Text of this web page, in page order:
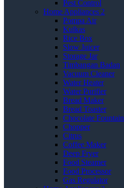
Pest Control
Home Appliances 2
Pompa Air
Kulkas
Rice Box
Slow Juicer
Storage Jar
Timbangan Badan
Vacuum Cleaner
Water Heater
Water Purifier
Bread Maker
Bread Toaster
Chocolate Fountain
Chopper
Citrus
Coffee Maker
Deep Fryer
Food Steamer
Food Processor
Gas Regulator